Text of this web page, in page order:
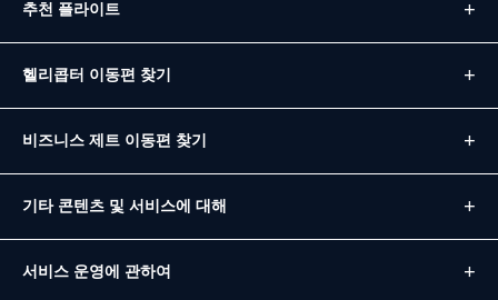
추천 플라이트
헬리콥터 이동편 찾기
비즈니스 제트 이동편 찾기
기타 콘텐츠 및 서비스에 대해
서비스 운영에 관하여